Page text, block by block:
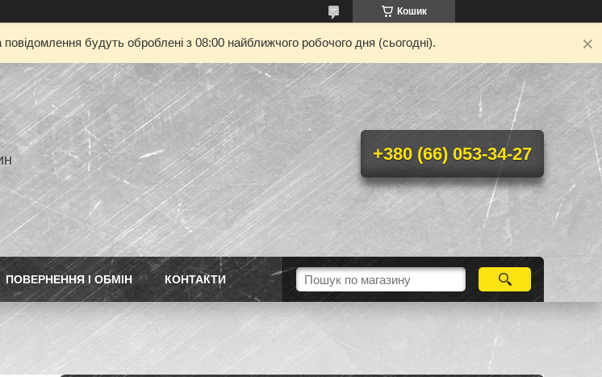
Кошик
будуть оброблені з 08:00 найближчого робочого дня (сьогодні).
+380 (66) 053-34-27
ПОВЕРНЕННЯ І ОБМІН КОНТАКТИ